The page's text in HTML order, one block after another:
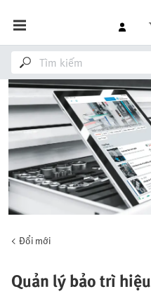
Đổi mới
Quản lý bảo trì